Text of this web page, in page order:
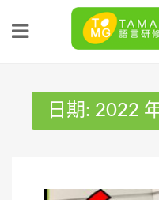
日期: 2022